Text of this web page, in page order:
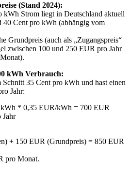
(Stand 2024):
kWh Strom liegt in Deutschland aktuell
40 Cent pro kWh (abhängig vom
Grundpreis (auch als „Zugangspreis“
zwischen 100 und 250 EUR pro Jahr
kWh Verbrauch:
35 Cent pro kWh und hast einen
Jahr:
kWh * 0,35 EUR/kWh = 700 EUR
Jahr
+ 150 EUR (Grundpreis) = 850 EUR
pro Monat.